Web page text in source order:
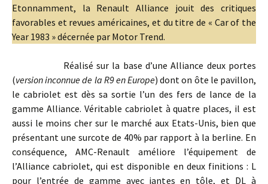
Etonnamment, la Renault Alliance jouit des critiques
favorables et revues américaines, et du titre de « Car of the
Year 1983 » décernée par Motor Trend.
Réalisé sur la base d’une Alliance deux portes
(version inconnue de la R9 en Europe) dont on ôte le pavillon,
le cabriolet est dès sa sortie l’un des fers de lance de la
gamme Alliance. Véritable cabriolet à quatre places, il est
aussi le moins cher sur le marché aux Etats-Unis, bien que
présentant une surcote de 40% par rapport à la berline. En
conséquence, AMC-Renault améliore l’équipement de
l’Alliance cabriolet, qui est disponible en deux finitions : L
pour l’entrée de gamme avec jantes en tôle, et DL à